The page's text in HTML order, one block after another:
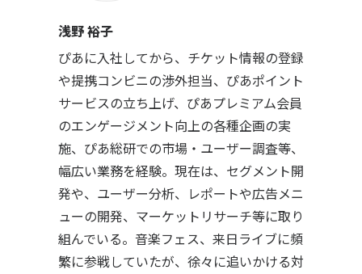
浅野 裕子
ぴあに入社してから、チケット情報の登録
や提携コンビニの渉外担当、ぴあポイント
サービスの立ち上げ、ぴあプレミアム会員
のエンゲージメント向上の各種企画の実
施、ぴあ総研での市場・ユーザー調査等、
幅広い業務を経験。現在は、セグメント開
発や、ユーザー分析、レポートや広告メニ
ューの開発、マーケットリサーチ等に取り
組んでいる。音楽フェス、来日ライブに頻
繁に参戦していたが、徐々に追いかける対